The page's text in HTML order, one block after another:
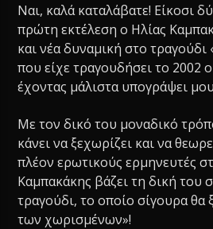
Ναι, καλά καταλάβατε! Είκοσι
πρώτη εκτέλεση ο Ηλίας
και νέα δυναμική στο
που είχε τραγουδήσει το 2002
έχοντας μάλιστα υπογράψει
Με τον δικό του μοναδικό
κάνει να ξεχωρίζει και να
πλέον ερωτικούς ερμηνευτές
Καμπακάκης βάζει τη δική του
τραγούδι, το οποίο σίγουρα θα
των χωρισμένων»!